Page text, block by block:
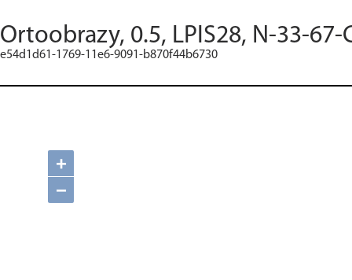
Ortoobrazy, 0.5, LPIS28, N-33-67-
e54d1d61-1769-11e6-9091-b870f44b6730
+
−